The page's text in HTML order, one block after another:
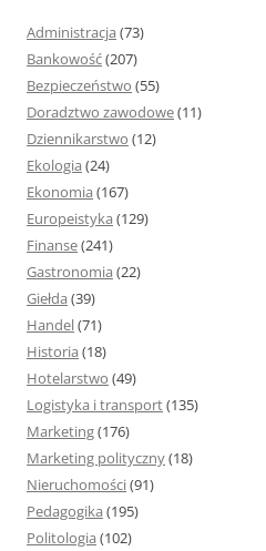
Administracja (73)
Bankowość(207)
Bezpieczeństwo (55)
Doradztwo zawodowe(11)
Dziennikarstwo (12)
Ekologia (24)
Ekonomia (167)
Europeistyka (129)
Finanse(241)
Gastronomia (22)
Giełda (39)
Handel(71)
Historia (18)
Hotelarstwo (49)
Logistyka i transport(135)
Marketing(176)
Marketing polityczny(18)
Nieruchomości(91)
Pedagogika (195)
Politologia (102)